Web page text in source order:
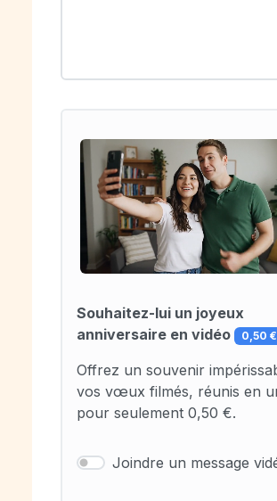
Souhaitez-lui un joyeux
anniversaire en vidéo
0,50 €
Offrez un souvenir
vos vœux filmés, réunis en
pour seulement 0,50 €.
Joindre un message